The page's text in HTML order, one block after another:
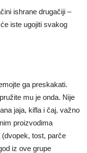
ishrane drugačiji –
iste ugojiti svakog
ga preskakati.
mu je onda. Nije
jaja, kifla i čaj, važno
proizvodima
tost, parče
iz ove grupe